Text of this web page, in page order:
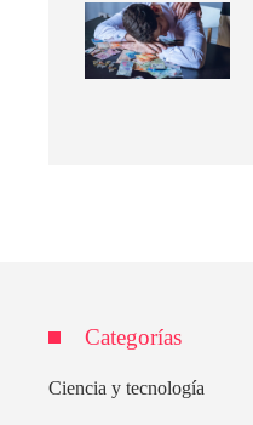
Categorías
Ciencia y tecnología